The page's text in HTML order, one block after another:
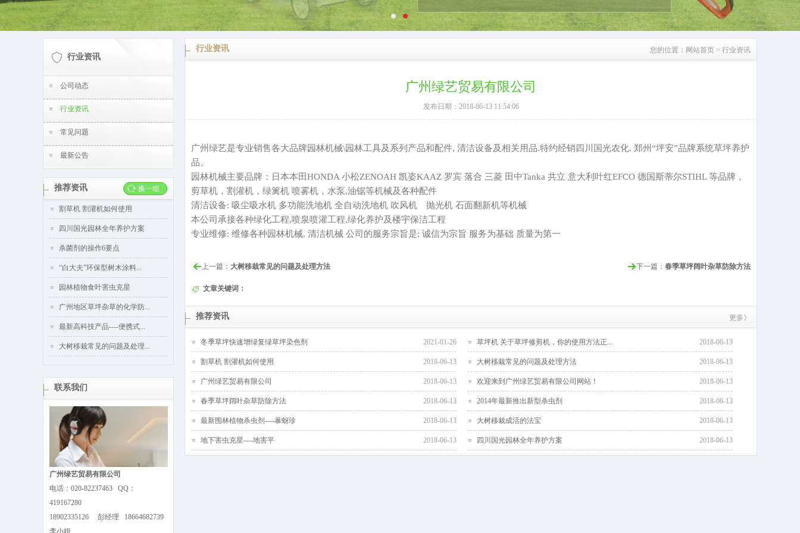
行业资讯
公司动态
行业资讯
常见问题
最新公告
换一组
推荐资讯
割草机 割灌机如何使用
四川国光园林全年养护方案
杀菌剂的操作6要点
“白大夫”环保型树木涂料...
园林植物食叶害虫克星
广州地区草坪杂草的化学防...
最新高科技产品----便携式...
大树移栽常见的问题及处理...
联系我们
广州绿艺贸易有限公司
电话：020-82237463 QQ：
419167280
18902335126 彭经理 18664682739
李小姐
您的位置： 网站首页 > 行业资讯
行业资讯
广州绿艺贸易有限公司
发布日期：2018-06-13 11:54:06
广州绿艺是专业销售各大品牌园林机械\园林工具及系列产品和配件, 清洁设备及相关用品.特约经销四川国光农化. 郑州“坪安”品牌系统草坪养护
品。
园林机械主要品牌：日本本田HONDA 小松ZENOAH 凯姿KAAZ 罗宾 落合 三菱 田中Tanka 共立 意大利叶红EFCO 德国斯蒂尔STIHL 等品牌，
剪草机，割灌机，绿篱机 喷雾机，水泵,油锯等机械及各种配件
清洁设备: 吸尘吸水机 多功能洗地机 全自动洗地机 吹风机 抛光机 石面翻新机等机械
本公司承接各种绿化工程,喷泉喷灌工程,绿化养护及楼宇保洁工程
专业维修: 维修各种园林机械, 清洁机械 公司的服务宗旨是; 诚信为宗旨 服务为基础 质量为第一
上一篇： 大树移栽常见的问题及处理方法 下一篇： 春季草坪阔叶杂草防除方法
文章关键词：
更多》
推荐资讯
2021-01-26
冬季草坪快速增绿复绿草坪染色剂 2018-06-13
草坪机 关于草坪修剪机，你的使用方法正...
2018-06-13
割草机 割灌机如何使用 2018-06-13
大树移栽常见的问题及处理方法
2018-06-13
广州绿艺贸易有限公司 2018-06-13
欢迎来到广州绿艺贸易有限公司网站！
2018-06-13
春季草坪阔叶杂草防除方法 2018-06-13
2014年最新推出新型杀虫剂
2018-06-13
最新围林植物杀虫剂----暴蚜珍 2018-06-13
大树移栽成活的法宝
2018-06-13
地下害虫克星----地害平 2018-06-13
四川国光园林全年养护方案